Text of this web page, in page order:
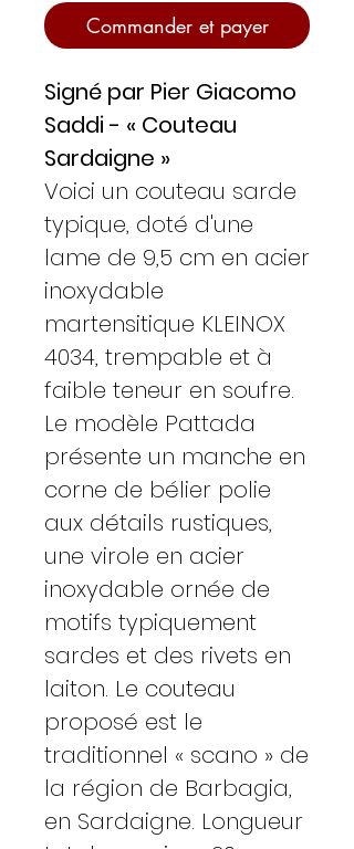
Commander et payer
Signé par Pier Giacomo
Saddi - « Couteau
Sardaigne »
Voici un couteau sarde
typique, doté d'une
lame de 9,5 cm en acier
inoxydable
martensitique KLEINOX
4034, trempable et à
faible teneur en soufre.
Le modèle Pattada
présente un manche en
corne de bélier polie
aux détails rustiques,
une virole en acier
inoxydable ornée de
motifs typiquement
sardes et des rivets en
laiton. Le couteau
proposé est le
traditionnel « scano » de
la région de Barbagia,
en Sardaigne. Longueur